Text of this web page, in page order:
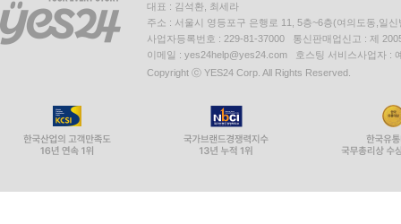
대표 : 김석환, 최세라
주소 : 서울시 영등포구 은행로 11, 5층~6층(여의도동,일신
사업자등록번호 : 229-81-37000 통신판매업신고 : 제
이메일 : yes24help@yes24.com 호스팅 서비스사업자 :
Copyright ⓒ YES24 Corp. All Rights Reserved.